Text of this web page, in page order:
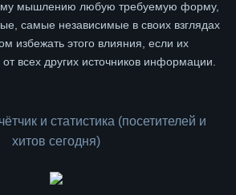
мышлению любую требуемую форму,
самые независимые в своих взглядах
избежать этого влияния, если их
всех других источников информации.